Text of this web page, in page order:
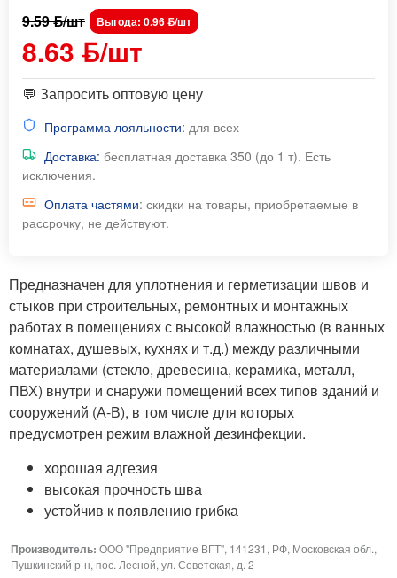
8.63 ƃ/шт
9.59 ƃ/шт Выгода: 0.96 ƃ/шт
💬 Запросить оптовую цену
Программа лояльности: для всех
Доставка: бесплатная доставка 350 (до 1 т). Есть
исключения.
Оплата частями: скидки на товары, приобретаемые в
рассрочку, не действуют.
Предназначен для уплотнения и герметизации швов и
стыков при строительных, ремонтных и монтажных
работах в помещениях с высокой влажностью (в ванных
комнатах, душевых, кухнях и т.д.) между различными
материалами (стекло, древесина, керамика, металл,
ПВХ) внутри и снаружи помещений всех типов зданий и
сооружений (А-В), в том числе для которых
предусмотрен режим влажной дезинфекции.
хорошая адгезия
высокая прочность шва
устойчив к появлению грибка
Производитель: ООО "Предприятие ВГТ", 141231, РФ, Московская обл.,
Пушкинский р-н, пос. Лесной, ул. Советская, д. 2